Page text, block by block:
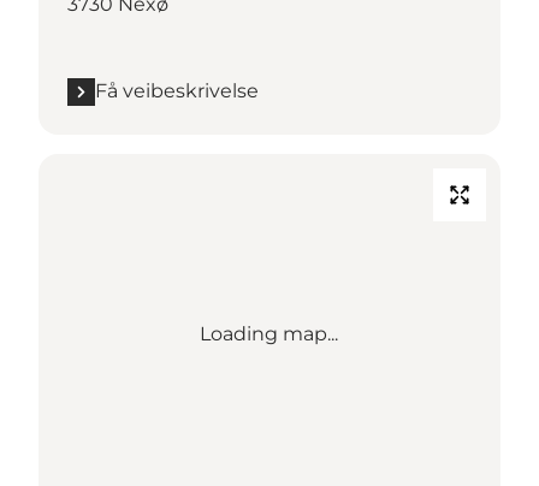
3730 Nexø
Få veibeskrivelse
Loading map...